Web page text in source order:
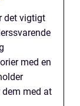
det vigtigt
med en
med at